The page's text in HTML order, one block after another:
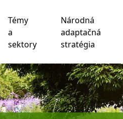
na webe na meranie
.
Témy
a
sektory
Národná
adaptačná
stratégia